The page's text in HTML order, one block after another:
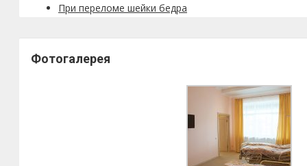
При переломе шейки бедра
Фотогалерея